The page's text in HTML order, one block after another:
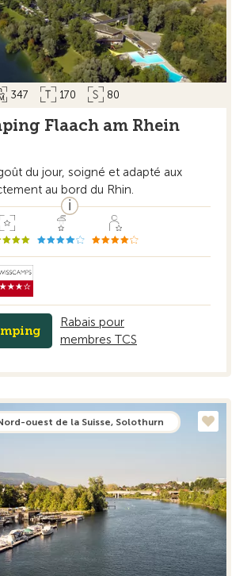
347 170 80
Flaach am Rhein
du jour, soigné et adapté aux
au bord du Rhin.
Rabais pour
membres TCS
ouest de la Suisse, Solothurn